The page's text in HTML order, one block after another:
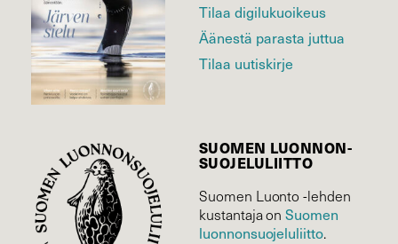
Tilaa digilukuoikeus
Äänestä parasta juttua
Tilaa uutiskirje
SUOMEN LUONNON­
SUOJELU­LIITTO
Suomen Luonto -lehden
kustantaja onSuomen
luonnonsuojelu­liitto.